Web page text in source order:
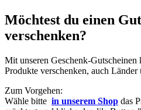
Möchtest du einen
verschenken?
Mit unseren Geschenk-Gutscheinen
Produkte verschenken, auch Länder
Zum Vorgehen:
Wähle bitte in unserem Shop das